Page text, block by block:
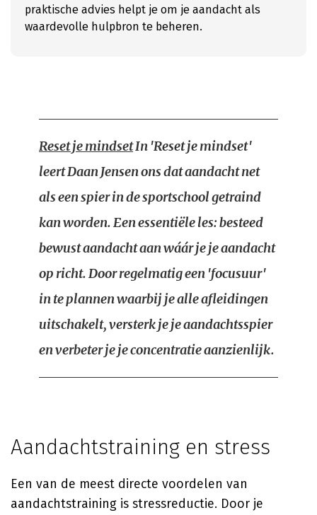
praktische advies helpt je om je aandacht als
waardevolle hulpbron te beheren.
Reset je mindsetIn 'Reset je mindset'
leert Daan Jensen ons dat aandacht net
als een spier in de sportschool getraind
kan worden. Een essentiële les: besteed
bewust aandacht aan wáár je je aandacht
op richt. Door regelmatig een 'focusuur'
in te plannen waarbij je alle afleidingen
uitschakelt, versterk je je aandachtsspier
en verbeter je je concentratie aanzienlijk.
Aandachtstraining en stress
Een van de meest directe voordelen van
aandachtstraining is stressreductie. Door je